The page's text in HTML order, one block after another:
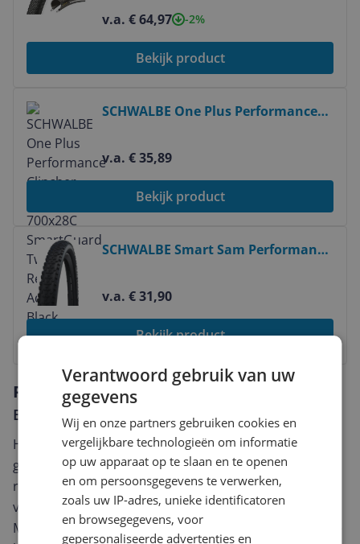
v.a. € 64,97 -2%
Bekijk product
SCHWALBE One Plus Performance
TwinSkin Reflex Addix - Black
v.a. € 35,89
Bekijk product
Bekijk product
SCHWALBE Smart Sam Performance
v.a. € 31,90
Bekijk product
Bekijk product
Reviews
Er zijn nog geen reviews geschreven
Heb jij dit product in bezit en wil je graag je mening
geven? Start dan hieronder met het schrijven van je
review. Afhankelijk van de details duurt het schrijven
van een review gemiddeld tussen de 3 en 10 minuten.
Met jouw mening help je andere bezoekers een betere
Verantwoord gebruik van uw
gegevens
Wij en onze partners gebruiken cookies en
vergelijkbare technologieën om informatie
op uw apparaat op te slaan en te openen
en om persoonsgegevens te verwerken,
zoals uw IP-adres, unieke identificatoren
en browsegegevens, voor
gepersonaliseerde advertenties en